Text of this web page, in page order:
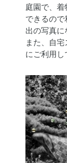
庭園で、
できるので
出の写真に
また、自
にご利用し